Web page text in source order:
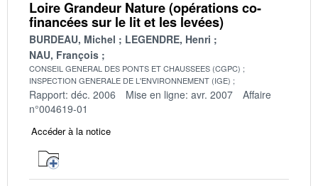
Loire Grandeur Nature (opérations co-
financées sur le lit et les levées)
BURDEAU, Michel
LEGENDRE, Henri
NAU, François
CONSEIL GENERAL DES PONTS ET CHAUSSEES (CGPC)
INSPECTION GENERALE DE L'ENVIRONNEMENT (IGE)
Rapport: déc. 2006 Mise en ligne: avr. 2007
Affaire
n°004619-01
Accéder à la notice